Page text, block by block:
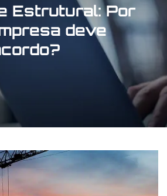
Estrutural: Por
deve